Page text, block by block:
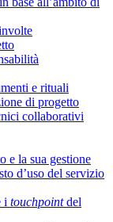
e rituali
di progetto
collaborativi
e la sua gestione
d’uso del servizio
i touchpointdel